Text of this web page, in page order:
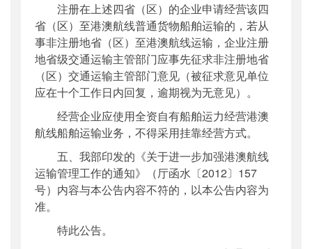
注册在上述四省（区）的企业申请经营该四
省（区）至港澳航线普通货物船舶运输的，若从
事非注册地省（区）至港澳航线运输，企业注册
地省级交通运输主管部门应事先征求非注册地省
（区）交通运输主管部门意见（被征求意见单位
应在十个工作日内回复，逾期视为无意见）。
经营企业应使用全资自有船舶运力经营港澳
航线船舶运输业务，不得采用挂靠经营方式。
五、我部印发的《关于进一步加强港澳航线
运输管理工作的通知》（厅函水〔2012〕157
号）内容与本公告内容不符的，以本公告内容为
准。
特此公告。